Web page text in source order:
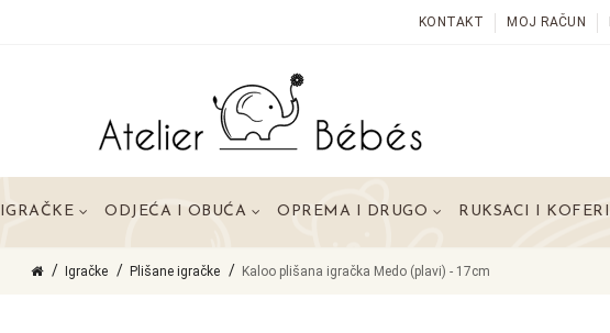
KONTAKT MOJ RAČUN
IGRAČKE ODJEĆA I OBUĆA OPREMA I DRUGO RUKSACI I KOFERI
Igračke Plišane igračke Kaloo plišana igračka Medo (plavi) - 17cm